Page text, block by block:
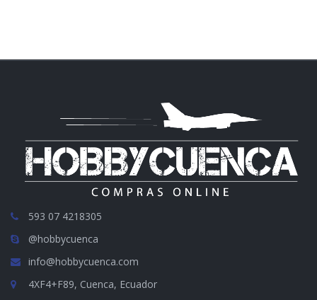
593 07 4218305
@hobbycuenca
info@hobbycuenca.com
4XF4+F89, Cuenca, Ecuador